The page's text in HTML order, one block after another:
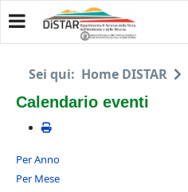
Sei qui: Home DISTAR
Calendario eventi
Per Anno
Per Mese